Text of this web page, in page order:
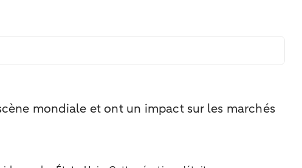
mondiale et ont un impact sur les marchés